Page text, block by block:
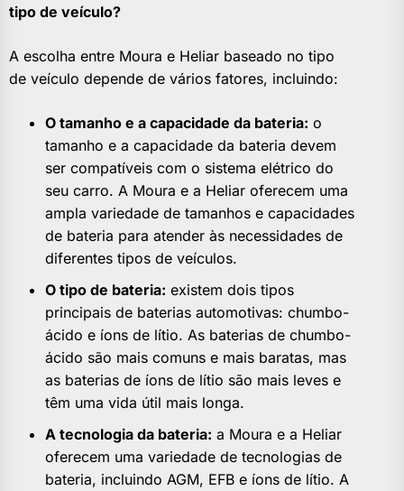
tipo de veículo?
A escolha entre Moura e Heliar baseado no tipo
de veículo depende de vários fatores, incluindo:
O tamanho e a capacidade da bateria: o
tamanho e a capacidade da bateria devem
ser compatíveis com o sistema elétrico do
seu carro. A Moura e a Heliar oferecem uma
ampla variedade de tamanhos e capacidades
de bateria para atender às necessidades de
diferentes tipos de veículos.
O tipo de bateria: existem dois tipos
principais de baterias automotivas: chumbo-
ácido e íons de lítio. As baterias de chumbo-
ácido são mais comuns e mais baratas, mas
as baterias de íons de lítio são mais leves e
têm uma vida útil mais longa.
A tecnologia da bateria: a Moura e a Heliar
oferecem uma variedade de tecnologias de
bateria, incluindo AGM, EFB e íons de lítio. A